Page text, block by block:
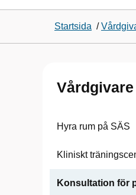
Startsida /
Vårdgivare
Hyra rum på SÄS
Kliniskt
Konsultation för